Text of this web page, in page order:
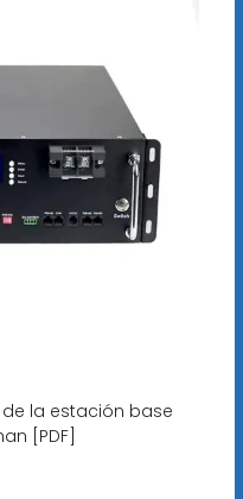
la estación base
[PDF]